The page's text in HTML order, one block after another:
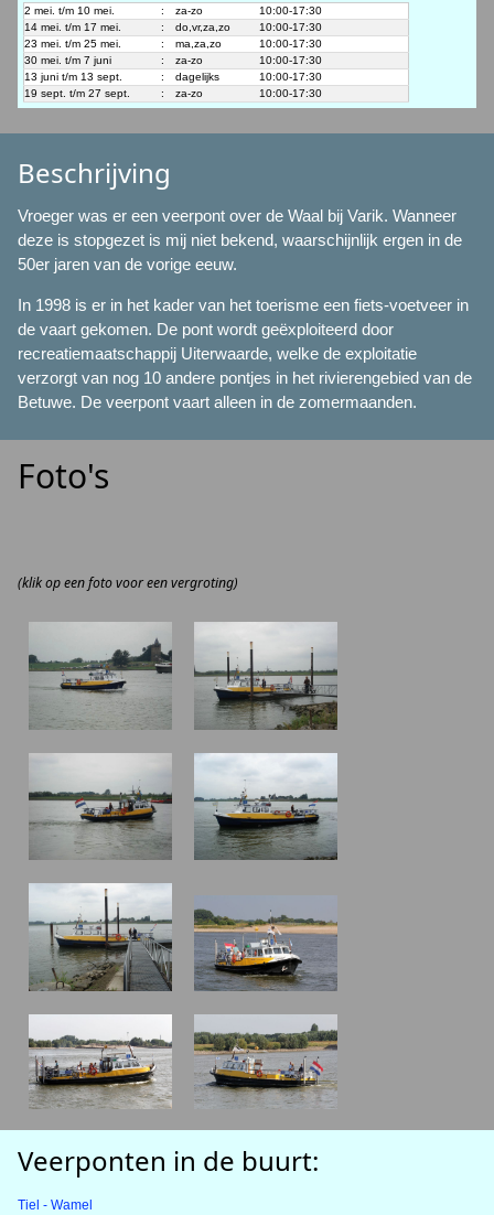
2 mei. t/m 10 mei. : za-zo
10:00-17:30
14 mei. t/m 17 mei.
: do,vr,za,zo
10:00-17:30
23 mei. t/m 25 mei.
: ma,za,zo
10:00-17:30
30 mei. t/m 7 juni
: za-zo
10:00-17:30
13 juni t/m 13 sept.
: dagelijks
10:00-17:30
19 sept. t/m 27 sept.
: za-zo 10:00-17:30
Beschrijving
Vroeger was er een veerpont over de Waal bij Varik. Wanneer
deze is stopgezet is mij niet bekend, waarschijnlijk ergen in de
50er jaren van de vorige eeuw.
In 1998 is er in het kader van het toerisme een fiets-voetveer in
de vaart gekomen. De pont wordt geëxploiteerd door
recreatiemaatschappij Uiterwaarde, welke de exploitatie
verzorgt van nog 10 andere pontjes in het rivierengebied van de
Betuwe. De veerpont vaart alleen in de zomermaanden.
Foto's
(klik op een foto voor een vergroting)
Veerponten in de buurt:
Tiel - Wamel